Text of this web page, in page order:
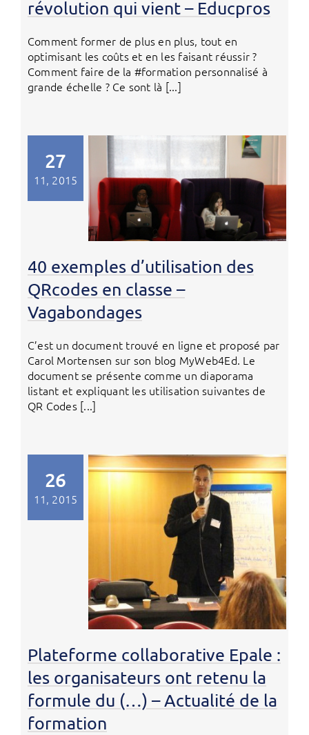
révolution qui vient – Educpros
Comment former de plus en plus, tout en
optimisant les coûts et en les faisant réussir ?
Comment faire de la #formation personnalisé à
grande échelle ? Ce sont là [...]
27
11, 2015
40 exemples d’utilisation des
QRcodes en classe –
Vagabondages
C’est un document trouvé en ligne et proposé par
Carol Mortensen sur son blog MyWeb4Ed. Le
document se présente comme un diaporama
listant et expliquant les utilisation suivantes de
QR Codes [...]
26
11, 2015
Plateforme collaborative Epale :
les organisateurs ont retenu la
formule du (…) – Actualité de la
formation